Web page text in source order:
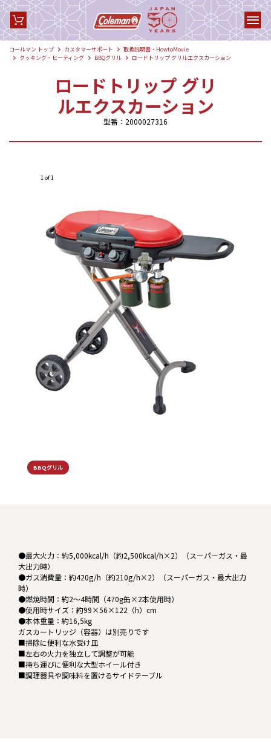
コールマン トップ カスタマーサポート
取扱説明書・HowtoMovie
クッキング・ヒーティング
BBQグリル ロードトリップ グリルエクスカーション
ロードトリップ グリ
ルエクスカーション
型番：2000027316
1 of 1
BBQグリル
●最大火力：約5,000kcal/h（約2,500kcal/h×2）（スーパーガス・最
大出力時）
●ガス消費量：約420g/h（約210g/h×2）（スーパーガス・最大出力
時）
●燃焼時間：約2～4時間（470g缶×2本使用時）
●使用時サイズ：約99×56×122（h）cm
●本体重量：約16,5kg
ガスカートリッジ（容器）は別売りです
■掃除に便利な水受け皿
■左右の火力を独立して調整が可能
■持ち運びに便利な大型ホイール付き
■調理器具や調味料を置けるサイドテーブル